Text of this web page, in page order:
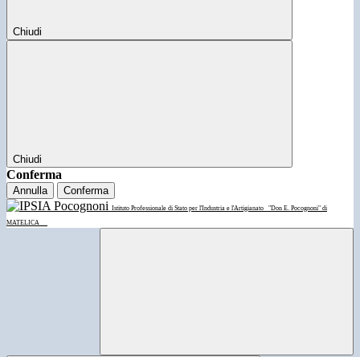
Chiudi
Chiudi
Conferma
Annulla Conferma
Istituto Professionale di Stato per l'Industria e l'Artigianato
"Don E. Pocognoni" di
MATELICA